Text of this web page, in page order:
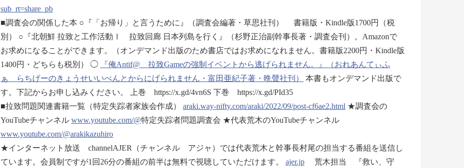
sub_rt=share_pb
■調査会の関係した本 ○『「お帰り」と言うために』（調査会編著・草思社刊） 書籍版・Kindle版1700円（税
別） ○『北朝鮮 拉致と工作活動Ⅰ 拉致回廊 日本列島を行く』（杉野正治副幹事長著・調査会刊）。Amazonで
お求めになることができます。（オンデマンド出版のため書店ではお求めになれません。書籍版2200円・Kindle版
1400円・どちらも税別） ◯
『俺Antif@ 拉致Gameの強制イベントから逃げられません。』（おれあんてぃふ
ぁ らちげーのきょうせいいべんとからにげられません・富田亜紀子著・晩聲社刊）
本書もオンデマンド出版で
す。下記からお申し込みください。 上巻 https://x.gd/4vn6S 下巻 https://x.gd/PId35
■拉致問題関連書籍一覧（特定失踪者家族会作成） araki.way-nifty.com/araki/2022/09/post-cf6ae2.html ★調査会の
YouTubeチャンネル www.youtube.com/@特定失踪者問題調査会 ★代表荒木のYouTubeチャンネル
www.youtube.com/@arakikazuhiro
★インターネット放送 channelAJER（チャンネル アジャ）では代表荒木と幹事長村尾の担当する番組を送信し
ています。会員制ですが1回26分の番組の前半は無料で視聴していただけます。 ajer.jp 荒木担当 『救い、守